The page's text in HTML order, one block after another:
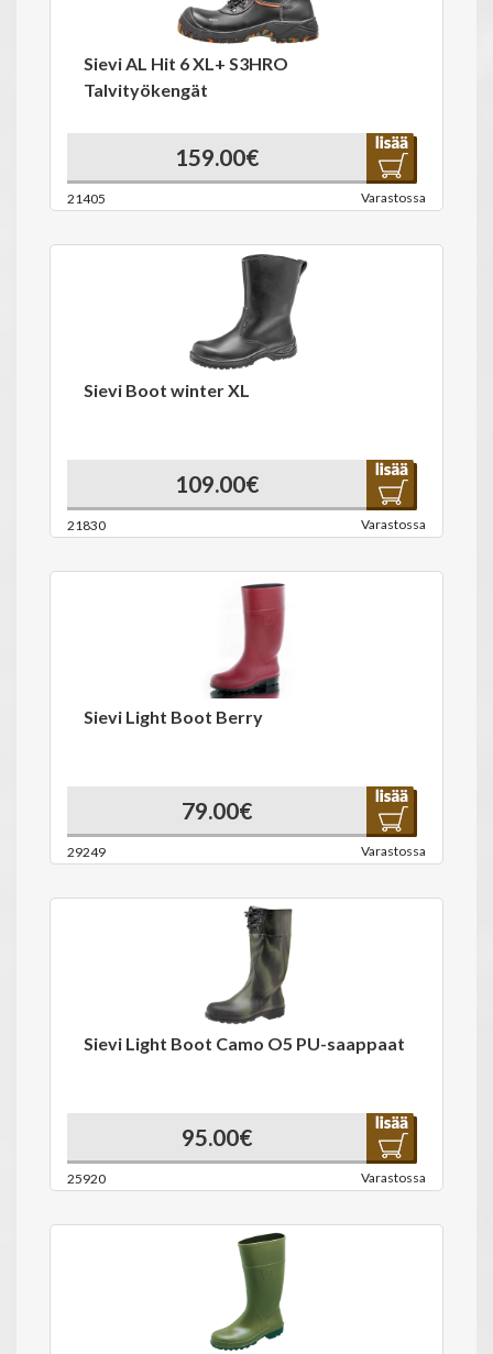
Sievi AL Hit 6 XL+ S3HRO
Talvityökengät
159.00€
21405 Varastossa
Sievi Boot winter XL
109.00€
21830 Varastossa
Sievi Light Boot Berry
79.00€
29249 Varastossa
Sievi Light Boot Camo O5 PU-saappaat
95.00€
25920 Varastossa